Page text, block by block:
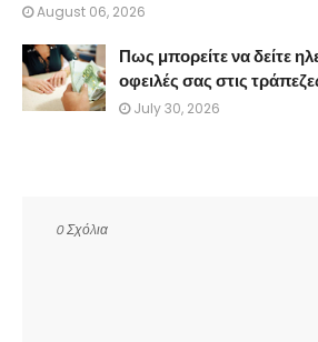
August 06, 2026
Πως μπορείτε να δείτε
οφειλές σας στις
July 30, 2026
0 Σχόλια